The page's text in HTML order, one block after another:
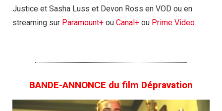
Justice et Sasha Luss et Devon Ross en VOD ou en
streaming sur Paramount+ ou Canal+ ou Prime Video.
BANDE-ANNONCE du film Dépravation